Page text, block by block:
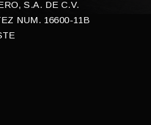
S.A. DE C.V.
NUM. 16600-11B